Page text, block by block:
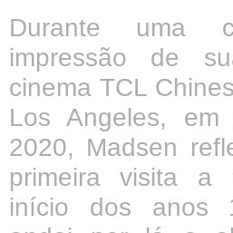
Durante uma
impressão de
cinema TCL
Los Angeles, em
2020, Madsen
primeira visita a
início dos anos